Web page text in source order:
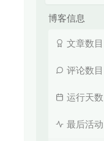
博客信息
文章数目
评论数目
运行天数
最后活动